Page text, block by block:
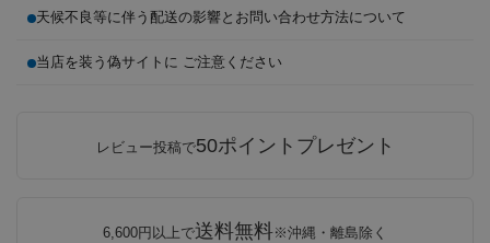
天候不良等に伴う配送の影響とお問い合わせ方法について
当店を装う偽サイトに ご注意ください
レビュー投稿で50ポイントプレゼント
6,600円以上で送料無料※沖縄・離島除く